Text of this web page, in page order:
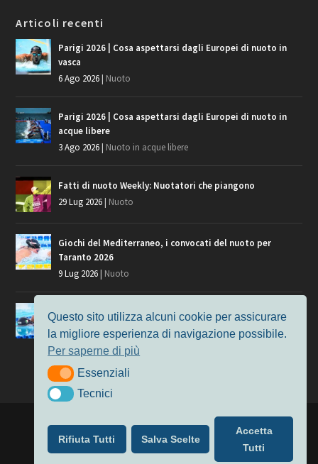
Articoli recenti
Parigi 2026 | Cosa aspettarsi dagli Europei di nuoto in
vasca
6 Ago 2026 Nuoto
Parigi 2026 | Cosa aspettarsi dagli Europei di nuoto in
acque libere
3 Ago 2026 Nuoto in acque libere
Fatti di nuoto Weekly: Nuotatori che piangono
29 Lug 2026 Nuoto
Giochi del Mediterraneo, i convocati del nuoto per
Taranto 2026
9 Lug 2026 Nuoto
Europei di Nuoto Parigi 2026: fra veterani e giovani, chi
manca?
7 Lug 2026
Nuoto
| Alimentato da
Nuoto
MasterS Podcast Il Nuoto in Cifre
Privacy & Cookie Policy
Questo sito utilizza alcuni cookie per assicurare
la migliore esperienza di navigazione possibile.
Per saperne di più
EssenzialiEssenziali
TecniciTecnici
Rifiuta Tutti Salva Scelte
Accetta
Tutti